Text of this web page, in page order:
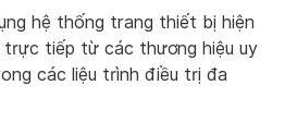
hệ thống trang thiết bị hiện
trực tiếp từ các thương hiệu uy
các liệu trình điều trị đa